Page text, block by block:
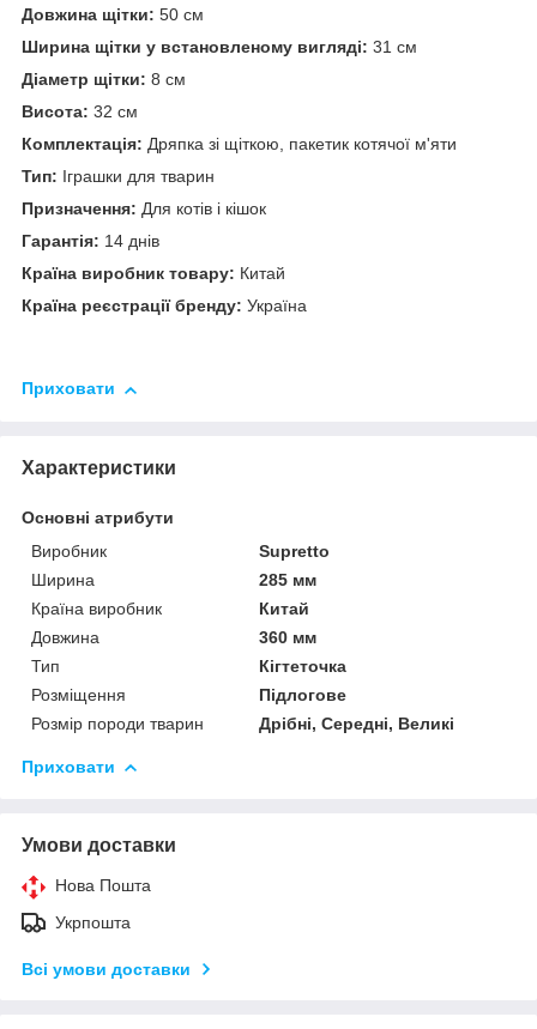
Довжина щітки: 50 см
Ширина щітки у встановленому вигляді: 31 см
Діаметр щітки: 8 см
Висота: 32 см
Комплектація: Дряпка зі щіткою, пакетик котячої м'яти
Тип: Іграшки для тварин
Призначення: Для котів і кішок
Гарантія: 14 днів
Країна виробник товару: Китай
Країна реєстрації бренду: Україна
Приховати
Характеристики
Основні атрибути
Виробник
Supretto
Ширина
285 мм
Країна виробник
Китай
Довжина
360 мм
Тип
Кігтеточка
Розміщення
Підлогове
Розмір породи тварин
Дрібні, Середні, Великі
Приховати
Умови доставки
Нова Пошта
Укрпошта
Всі умови доставки